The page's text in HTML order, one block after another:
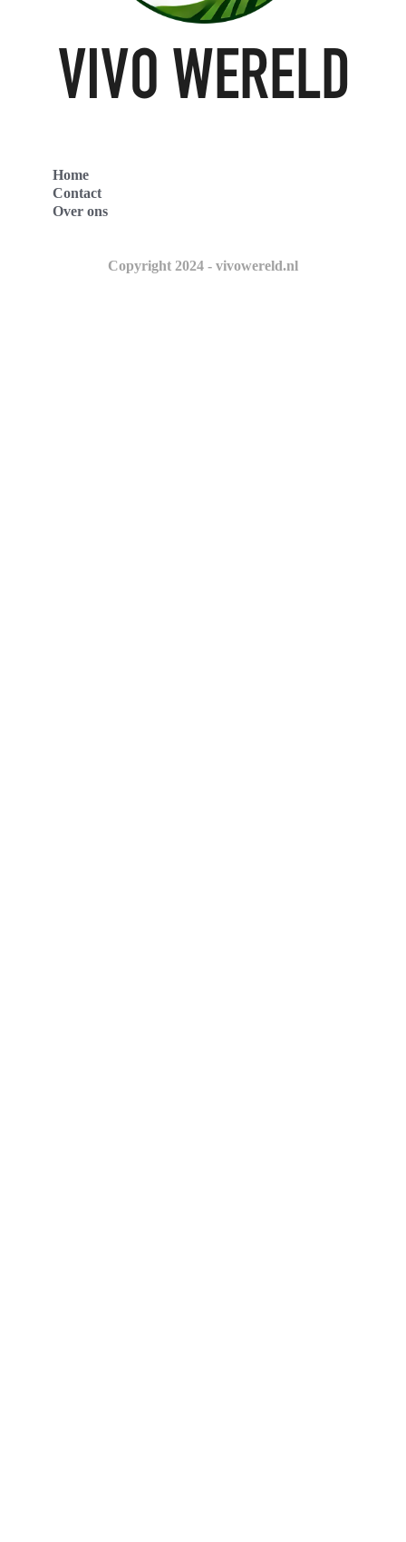
Home
Contact
Over ons
Copyright 2024 - vivowereld.nl